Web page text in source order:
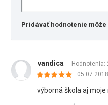
Pridávať hodnotenie môže
vandica Hodnotenia:
05.07.2018
výborná škola aj